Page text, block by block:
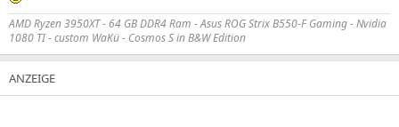
AMD Ryzen 3950XT - 64 GB DDR4 Ram - Asus ROG Strix B550-F Gaming - Nvidia
1080 TI - custom WaKü - Cosmos S in B&W Edition